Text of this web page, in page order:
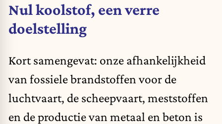
Nul koolstof, een verre
doelstelling
Kort samengevat: onze afhankelijkheid
van fossiele brandstoffen voor de
luchtvaart, de scheepvaart, meststoffen
en de productie van metaal en beton is